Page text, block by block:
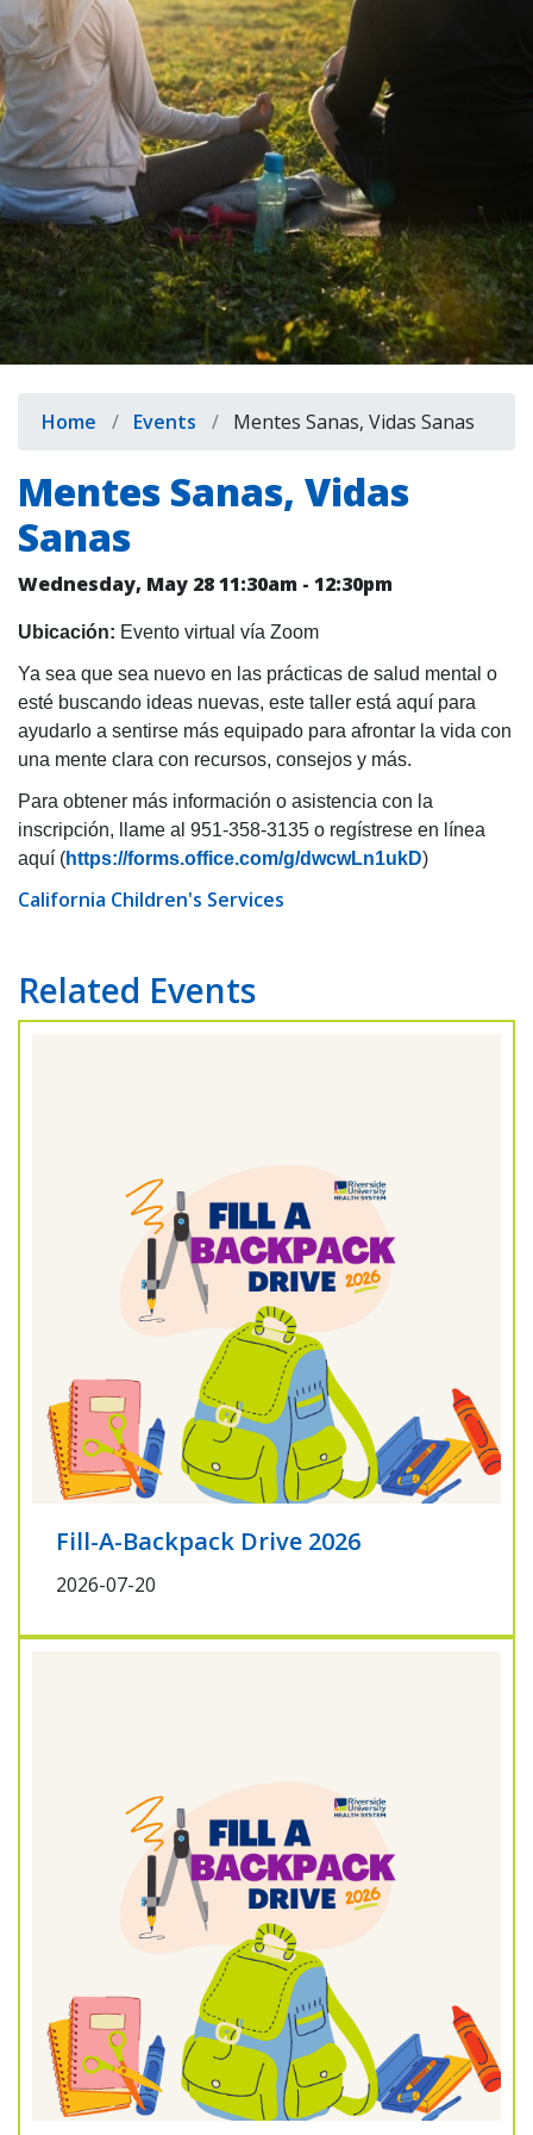
Breadcrumb
Home Events Mentes Sanas, Vidas Sanas
Mentes Sanas, Vidas
Sanas
Wednesday, May 2811:30am - 12:30pm
Ubicación: Evento virtual vía Zoom
Ya sea que sea nuevo en las prácticas de salud mental o
esté buscando ideas nuevas, este taller está aquí para
ayudarlo a sentirse más equipado para afrontar la vida con
una mente clara con recursos, consejos y más.
Para obtener más información o asistencia con la
inscripción, llame al 951-358-3135 o regístrese en línea
aquí (https://forms.office.com/g/dwcwLn1ukD)
California Children's Services
Related Events
Fill-A-Backpack Drive 2026
2026-07-20